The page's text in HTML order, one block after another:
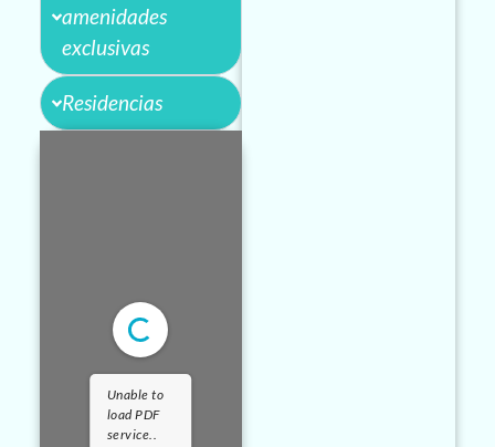
amenidades
exclusivas
Residencias
Unable to
load PDF
service..